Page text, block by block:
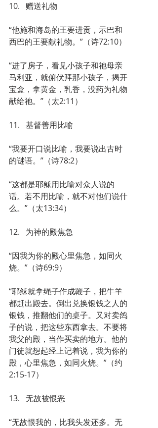
10.   赠送礼物
“他施和海岛的王要进贡，示巴和
西巴的王要献礼物。”（诗72:10）
“进了房子，看见小孩子和祂母亲
马利亚，就俯伏拜那小孩子，揭开
宝盒，拿黄金，乳香，没药为礼物
献给祂。”（太2:11）
11.   基督善用比喻
“我要开口说比喻，我要说出古时
的谜语。”（诗78:2）
“这都是耶稣用比喻对众人说的
话。若不用比喻，就不对他们说什
么。”（太13:34）
12.   为神的殿焦急
“因我为你的殿心里焦急，如同火
烧。”（诗69:9）
“耶稣就拿绳子作成鞭子，把牛羊
都赶出殿去。倒出兑换银钱之人的
银钱，推翻他们的桌子。又对卖鸽
子的说，把这些东西拿去。不要将
我父的殿，当作买卖的地方。他的
门徒就想起经上记着说，我为你的
殿，心里焦急，如同火烧。”（约
2:15-17）
13.   无故被恨恶
“无故恨我的，比我头发还多。无